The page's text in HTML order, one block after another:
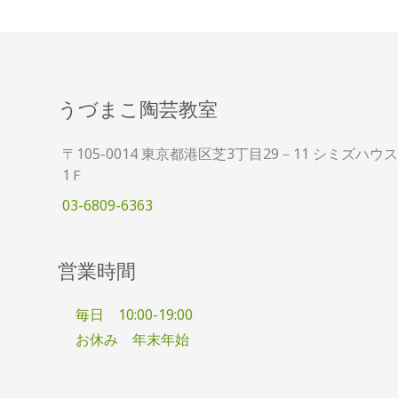
うづまこ陶芸教室
〒105-0014 東京都港区芝3丁目29－11 シミズハウス
1Ｆ
03-6809-6363
営業時間
毎日 10:00-19:00
お休み 年末年始